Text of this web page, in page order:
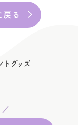
戻る
トグッズ